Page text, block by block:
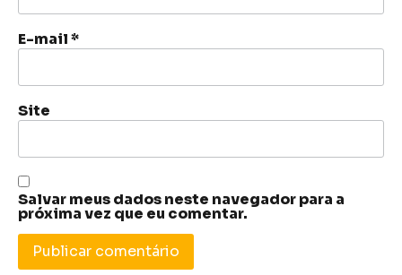
E-mail*
Site
Salvar meus dados neste navegador para a
próxima vez que eu comentar.